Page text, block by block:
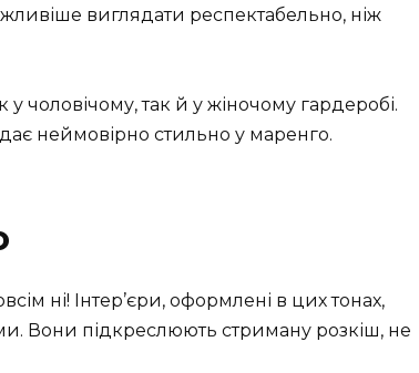
виглядати респектабельно, ніж
у чоловічому, так й у жіночому гардеробі.
неймовірно стильно у маренго.
ні! Інтер’єри, оформлені в цих тонах,
Вони підкреслюють стриману розкіш, не